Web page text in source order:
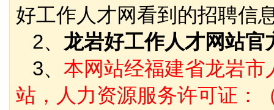
好工作人才网看到的招聘信
2、 龙岩好工作人才网站
3、 本网站经福建省龙岩
站，人力资源服务许可证：